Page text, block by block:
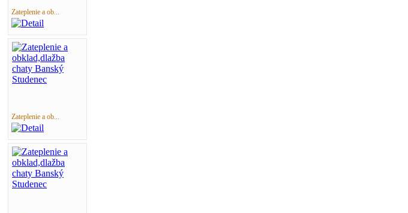
Zateplenie a ob...
Zateplenie a ob...